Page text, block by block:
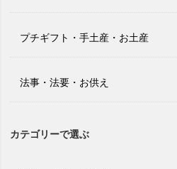
プチギフト・手土産・お土産
法事・法要・お供え
カテゴリーで選ぶ